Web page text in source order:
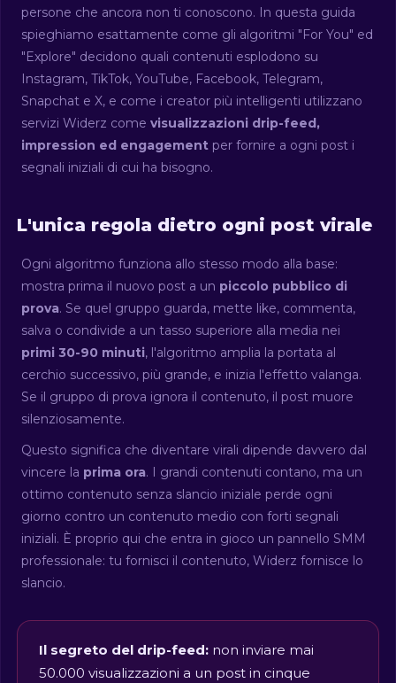
persone che ancora non ti conoscono. In questa guida
spieghiamo esattamente come gli algoritmi "For You" ed
"Explore" decidono quali contenuti esplodono su
Instagram, TikTok, YouTube, Facebook, Telegram,
Snapchat e X, e come i creator più intelligenti utilizzano
servizi Widerz come visualizzazioni drip-feed,
impression ed engagement per fornire a ogni post i
segnali iniziali di cui ha bisogno.
L'unica regola dietro ogni post virale
Ogni algoritmo funziona allo stesso modo alla base:
mostra prima il nuovo post a un piccolo pubblico di
prova. Se quel gruppo guarda, mette like, commenta,
salva o condivide a un tasso superiore alla media nei
primi 30-90 minuti, l'algoritmo amplia la portata al
cerchio successivo, più grande, e inizia l'effetto valanga.
Se il gruppo di prova ignora il contenuto, il post muore
silenziosamente.
Questo significa che diventare virali dipende davvero dal
vincere la prima ora. I grandi contenuti contano, ma un
ottimo contenuto senza slancio iniziale perde ogni
giorno contro un contenuto medio con forti segnali
iniziali. È proprio qui che entra in gioco un pannello SMM
professionale: tu fornisci il contenuto, Widerz fornisce lo
slancio.
Il segreto del drip-feed: non inviare mai
50.000 visualizzazioni a un post in cinque